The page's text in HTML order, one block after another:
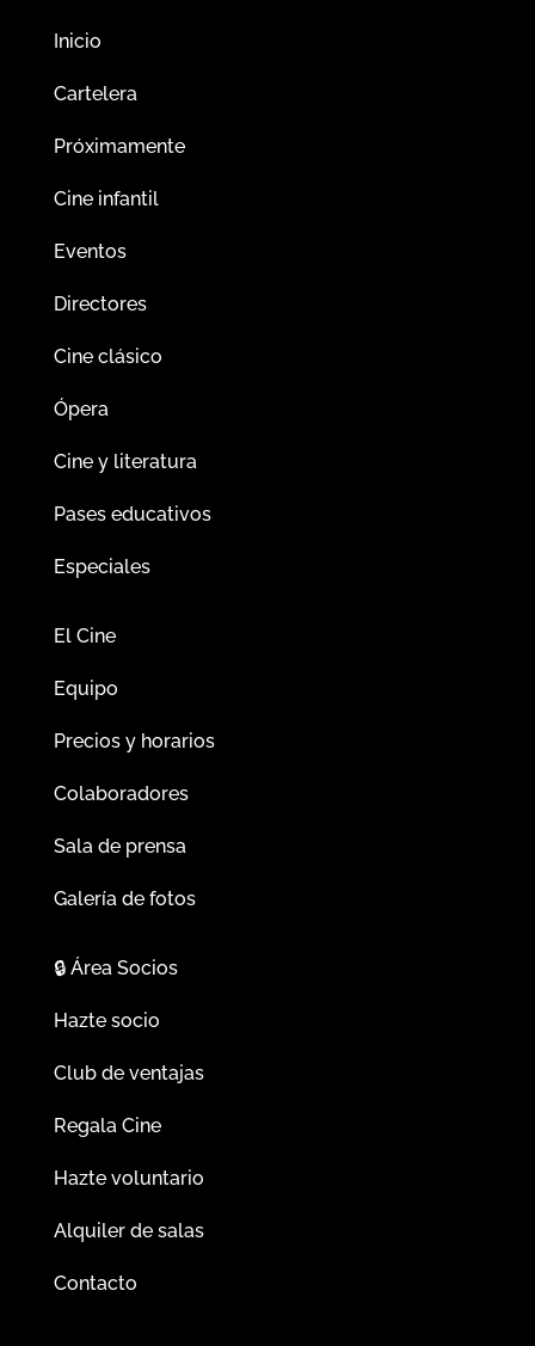
Inicio
Cartelera
Próximamente
Cine infantil
Eventos
Directores
Cine clásico
Ópera
Cine y literatura
Pases educativos
Especiales
El Cine
Equipo
Precios y horarios
Colaboradores
Sala de prensa
Galería de fotos
🔒Área Socios
Hazte socio
Club de ventajas
Regala Cine
Hazte voluntario
Alquiler de salas
Contacto